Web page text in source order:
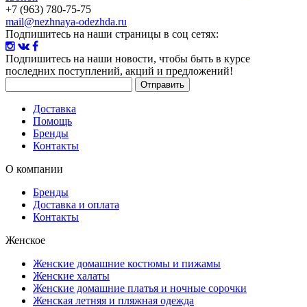
+7 (963) 780-75-75
mail@nezhnaya-odezhda.ru
Подпишитесь на наши страницы в соц сетях:
Подпишитесь на наши новости, чтобы быть в курсе
последних поступлений, акций и предложений!
Доставка
Помощь
Бренды
Контакты
О компании
Бренды
Доставка и оплата
Контакты
Женское
Женские домашние костюмы и пижамы
Женские халаты
Женские домашние платья и ночные сорочки
Женская летняя и пляжная одежда